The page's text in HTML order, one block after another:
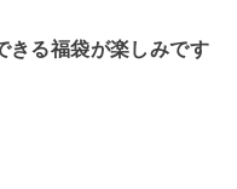
きる福袋が楽しみです